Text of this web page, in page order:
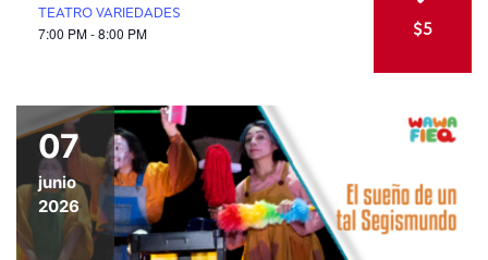
TEATRO VARIEDADES
7:00 PM - 8:00 PM $5
07
junio
2026